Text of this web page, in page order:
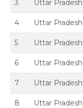
3 Uttar Pradesh
4 Uttar Pradesh
5 Uttar Pradesh
6 Uttar Pradesh
7 Uttar Pradesh
8 Uttar Pradesh